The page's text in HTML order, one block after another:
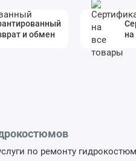
и обмен
по ремонту